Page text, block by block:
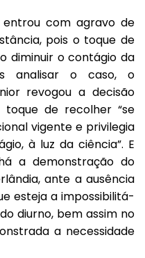
com agravo de
pois o toque de
diminuir o contágio da
analisar o caso, o
revogou a decisão
de recolher “se
vigente e privilegia
à luz da ciência”. E
a demonstração do
ante a ausência
esteja a impossibilitá-
diurno, bem assim no
a necessidade